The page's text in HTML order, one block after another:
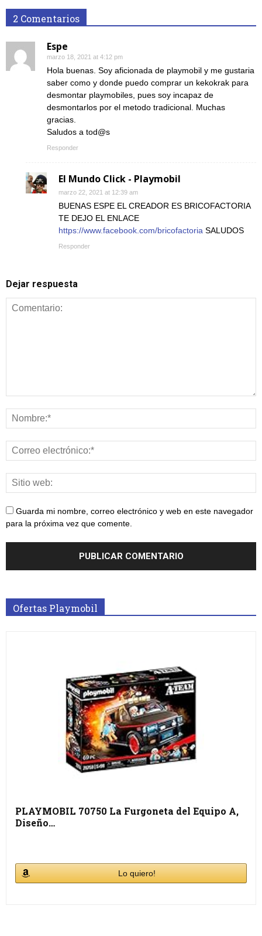
2 Comentarios
Espe
marzo 18, 2021 at 4:12 pm
Hola buenas. Soy aficionada de playmobil y me gustaria
saber como y donde puedo comprar un kekokrak para
desmontar playmobiles, pues soy incapaz de
desmontarlos por el metodo tradicional. Muchas
gracias.
Saludos a tod@s
Responder
El Mundo Click - Playmobil
marzo 22, 2021 at 12:39 am
BUENAS ESPE EL CREADOR ES BRICOFACTORIA
TE DEJO EL ENLACE
https://www.facebook.com/bricofactoria SALUDOS
Responder
Dejar respuesta
Guarda mi nombre, correo electrónico y web en este navegador
para la próxima vez que comente.
Ofertas Playmobil
PLAYMOBIL 70750 La Furgoneta del Equipo A,
Diseño…
Lo quiero!